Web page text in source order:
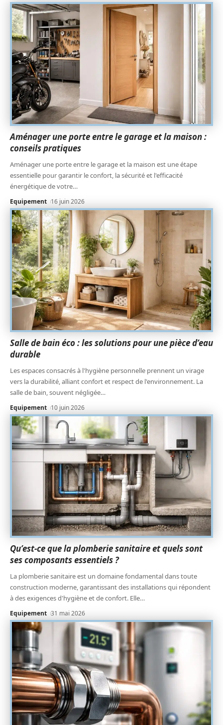
Aménager une porte entre le garage et la maison :
conseils pratiques
Aménager une porte entre le garage et la maison est une étape
essentielle pour garantir le confort, la sécurité et l'efficacité
énergétique de votre…
Equipement 16 juin 2026
Salle de bain éco : les solutions pour une pièce d’eau
durable
Les espaces consacrés à l'hygiène personnelle prennent un virage
vers la durabilité, alliant confort et respect de l'environnement. La
salle de bain, souvent négligée…
Equipement 10 juin 2026
Qu’est-ce que la plomberie sanitaire et quels sont
ses composants essentiels ?
La plomberie sanitaire est un domaine fondamental dans toute
construction moderne, garantissant des installations qui répondent
à des exigences d'hygiène et de confort. Elle…
Equipement 31 mai 2026